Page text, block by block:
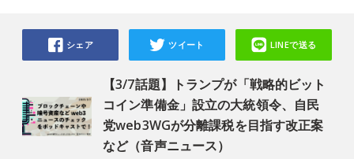
【3/7話題】トランプが「戦略的ビット
コイン準備金」設立の大統領令、自民
党web3WGが分離課税を目指す改正案
など（音声ニュース）
シェア ツイート LINEで送る